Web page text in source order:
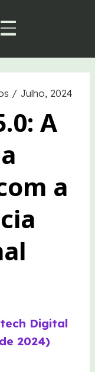
/ Julho, 2024
A
a
Digital
2024)